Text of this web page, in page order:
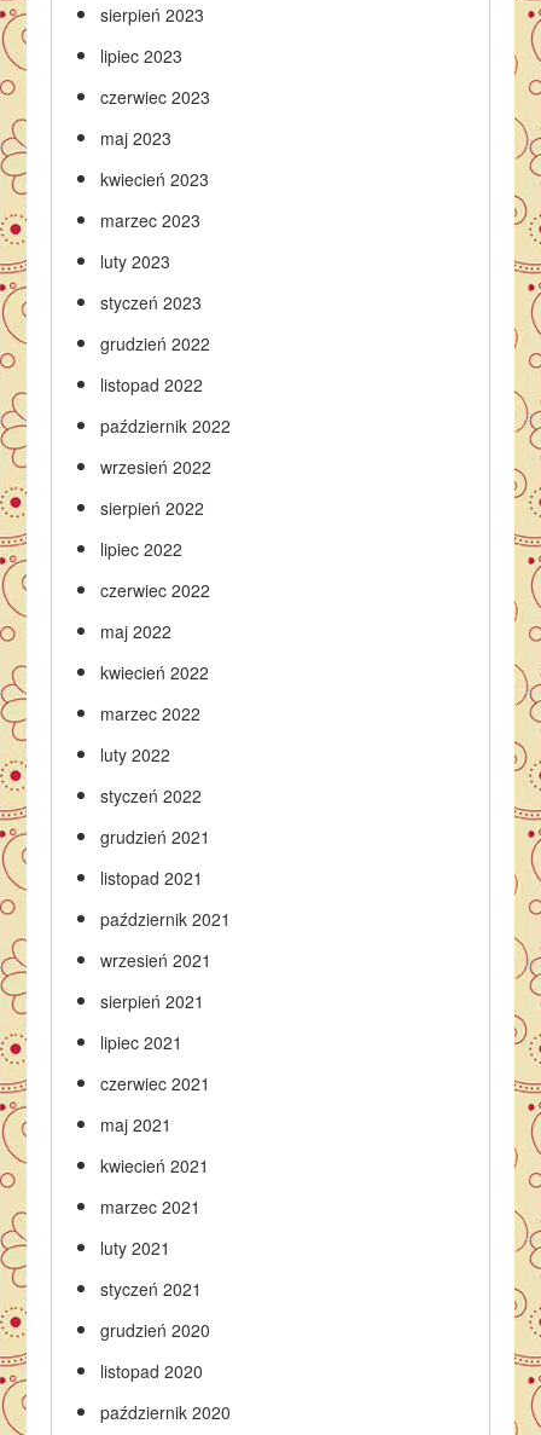
sierpień 2023
lipiec 2023
czerwiec 2023
maj 2023
kwiecień 2023
marzec 2023
luty 2023
styczeń 2023
grudzień 2022
listopad 2022
październik 2022
wrzesień 2022
sierpień 2022
lipiec 2022
czerwiec 2022
maj 2022
kwiecień 2022
marzec 2022
luty 2022
styczeń 2022
grudzień 2021
listopad 2021
październik 2021
wrzesień 2021
sierpień 2021
lipiec 2021
czerwiec 2021
maj 2021
kwiecień 2021
marzec 2021
luty 2021
styczeń 2021
grudzień 2020
listopad 2020
październik 2020